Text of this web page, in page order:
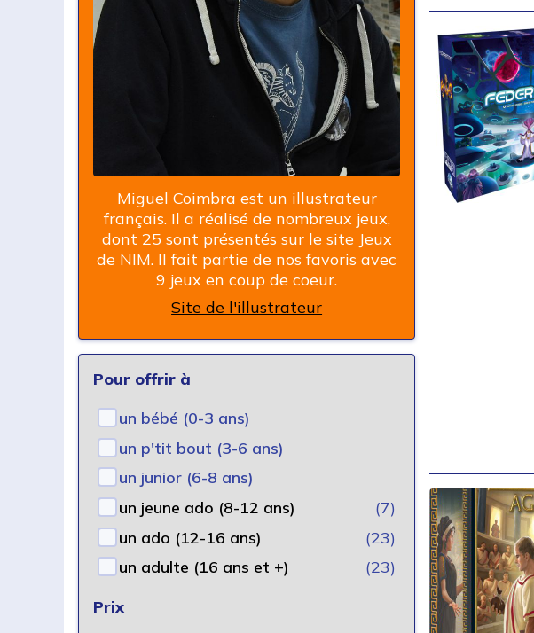
Miguel Coimbra est un illustrateur
français. Il a réalisé de nombreux jeux,
dont 25 sont présentés sur le site Jeux
de NIM. Il fait partie de nos favoris avec
9 jeux en coup de coeur.
Site de l'illustrateur
Pour offrir à
un bébé (0-3 ans)
un p'tit bout (3-6 ans)
un junior (6-8 ans)
un jeune ado (8-12 ans)
(7)
un ado (12-16 ans)
(23)
un adulte (16 ans et +)
(23)
Prix